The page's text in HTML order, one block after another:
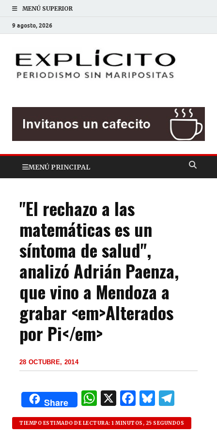
MENÚ SUPERIOR
9 agosto, 2026
MENÚ PRINCIPAL
"El rechazo a las
matemáticas es un
síntoma de salud",
analizó Adrián Paenza,
que vino a Mendoza a
grabar <em>Alterados
por Pi</em>
28 OCTUBRE, 2014
Share
W
h
at
X F
a
c
B
lu
es
el
e
TIEMPO ESTIMADO DE LECTURA: 1 MINUTOS, 25 SEGUNDOS